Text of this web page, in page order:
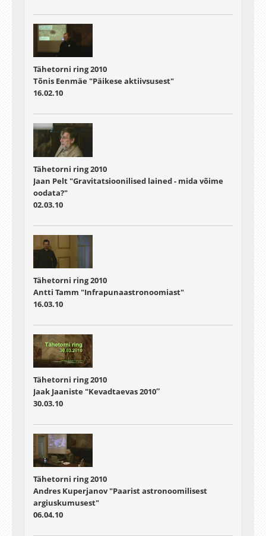
Tähetorni ring 2010
Tõnis Eenmäe "Päikese aktiivsusest"
16.02.10
Tähetorni ring 2010
Jaan Pelt "Gravitatsioonilised lained - mida võime
oodata?"
02.03.10
Tähetorni ring 2010
Antti Tamm "Infrapunaastronoomiast"
16.03.10
Tähetorni ring 2010
Jaak Jaaniste "Kevadtaevas 2010″
30.03.10
Tähetorni ring 2010
Andres Kuperjanov "Paarist astronoomilisest
argiuskumusest"
06.04.10